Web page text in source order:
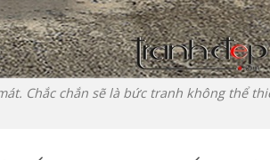
Chắc chắn sẽ là bức tranh không thể